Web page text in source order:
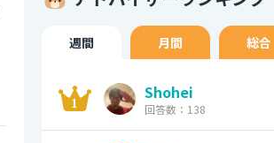
週間 月間 総合
Shohei
回答数：138